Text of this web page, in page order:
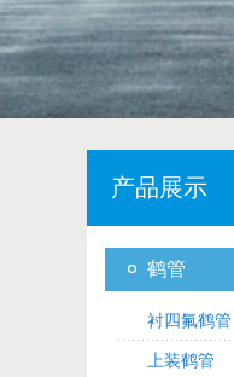
产品展示
鹤管
衬四氟鹤管
上装鹤管